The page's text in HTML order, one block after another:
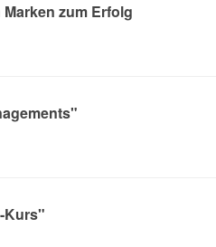
zum Erfolg
Kurs"